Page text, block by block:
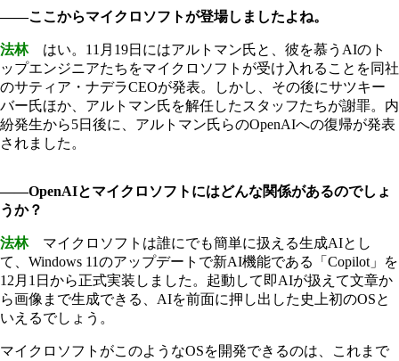
――ここからマイクロソフトが登場しましたよね。
法林はい。11月19日にはアルトマン氏と、彼を慕うAIのト
ップエンジニアたちをマイクロソフトが受け入れることを同社
のサティア・ナデラCEOが発表。しかし、その後にサツキー
バー氏ほか、アルトマン氏を解任したスタッフたちが謝罪。内
紛発生から5日後に、アルトマン氏らのOpenAIへの復帰が発表
されました。
――OpenAIとマイクロソフトにはどんな関係があるのでしょ
うか？
法林マイクロソフトは誰にでも簡単に扱える生成AIとし
て、Windows 11のアップデートで新AI機能である「Copilot」を
12月1日から正式実装しました。起動して即AIが扱えて文章か
ら画像まで生成できる、AIを前面に押し出した史上初のOSと
いえるでしょう。
マイクロソフトがこのようなOSを開発できるのは、これまで